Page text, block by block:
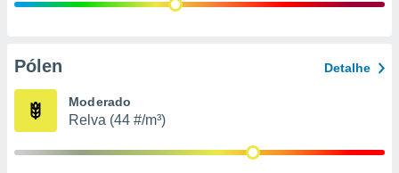
Pólen Detalhe
Moderado
Relva (44 #/m³)